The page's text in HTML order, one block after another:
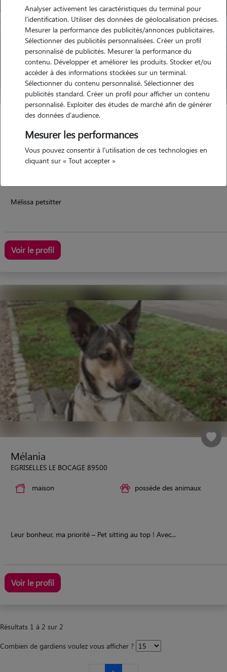
ÉGRISELLES-LE-BOCAGE 89500
maison possède des animaux
Mélissa petsitter
Voir le profil
Mélania
EGRISELLES LE BOCAGE 89500
maison possède des animaux
Leur bonheur, ma priorité – Pet sitting au top ! Avec...
Voir le profil
Résultats 1 à 2 sur 2
Combien de gardiens voulez vous afficher ?
Analyser activement les caractéristiques du terminal pour
l'identification. Utiliser des données de géolocalisation précises.
Mesurer la performance des publicités/annonces publicitaires.
Sélectionner des publicités personnalisées. Créer un profil
personnalisé de publicités. Mesurer la performance du
contenu. Développer et améliorer les produits. Stocker et/ou
accéder à des informations stockées sur un terminal.
Sélectionner du contenu personnalisé. Sélectionner des
publicités standard. Créer un profil pour afficher un contenu
personnalisé. Exploiter des études de marché afin de générer
des données d'audience.
Mesurer les performances
Vous pouvez consentir à l'utilisation de ces technologies en
cliquant sur « Tout accepter »